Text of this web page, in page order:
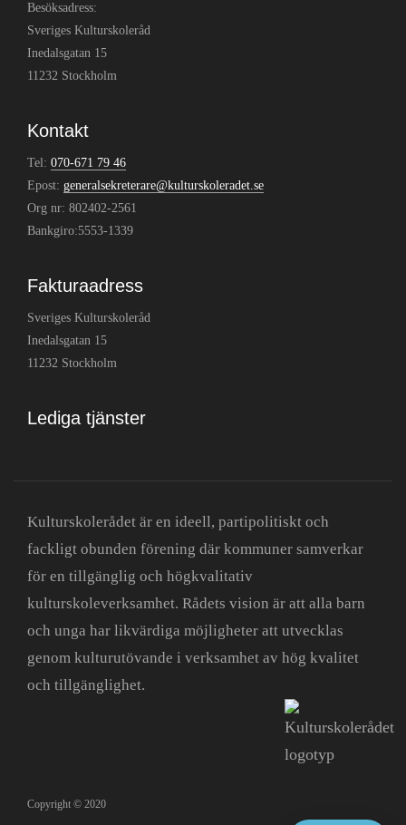
Besöksadress:
Sveriges Kulturskoleråd
Inedalsgatan 15
11232 Stockholm
Kontakt
Tel: 070-671 79 46
Epost: generalsekreterare@kulturskoleradet.se
Org nr: 802402-2561
Bankgiro:5553-1339
Fakturaadress
Sveriges Kulturskoleråd
Inedalsgatan 15
11232 Stockholm
Lediga tjänster
Kulturskolerådet är en ideell, partipolitiskt och
fackligt obunden förening där kommuner samverkar
för en tillgänglig och högkvalitativ
kulturskoleverksamhet. Rådets vision är att alla barn
och unga har likvärdiga möjligheter att utvecklas
genom kulturutövande i verksamhet av hög kvalitet
och tillgänglighet.
Copyright © 2020